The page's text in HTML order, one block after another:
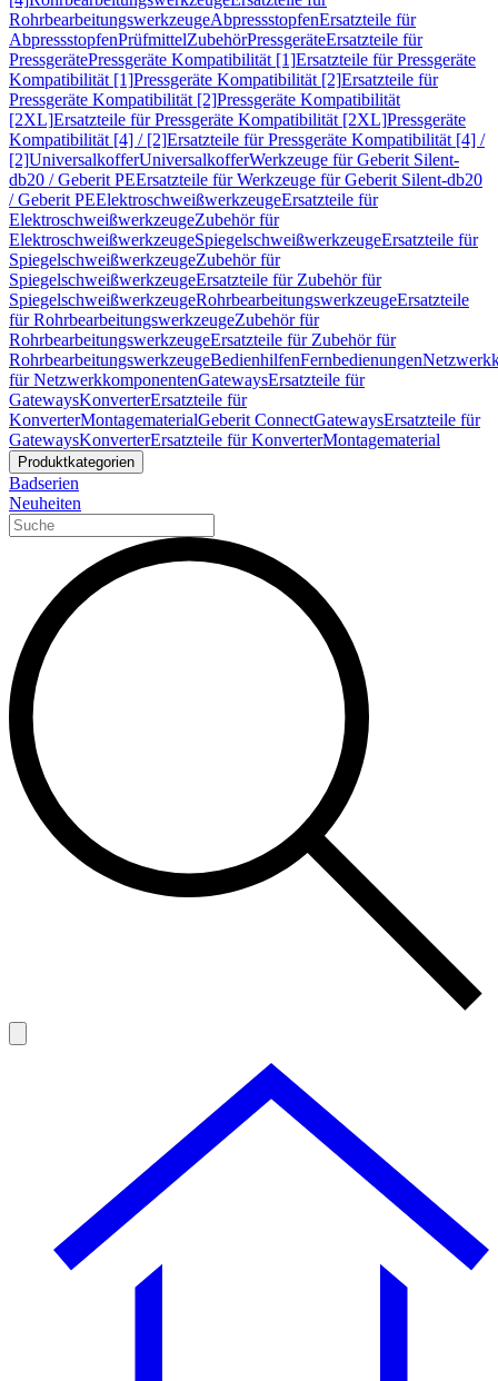
RohrbearbeitungswerkzeugeAbpressstopfenErsatzteile für
AbpressstopfenPrüfmittelZubehörPressgeräteErsatzteile für
PressgerätePressgeräte Kompatibilität [1]Ersatzteile für Pressgeräte
Kompatibilität [1]Pressgeräte Kompatibilität [2]Ersatzteile für
Pressgeräte Kompatibilität [2]Pressgeräte Kompatibilität
[2XL]Ersatzteile für Pressgeräte Kompatibilität [2XL]Pressgeräte
Kompatibilität [4] / [2]Ersatzteile für Pressgeräte Kompatibilität [4] /
[2]UniversalkofferUniversalkofferWerkzeuge für Geberit Silent-
db20 / Geberit PEErsatzteile für Werkzeuge für Geberit Silent-db20
/ Geberit PEElektroschweißwerkzeugeErsatzteile für
ElektroschweißwerkzeugeZubehör für
ElektroschweißwerkzeugeSpiegelschweißwerkzeugeErsatzteile für
SpiegelschweißwerkzeugeZubehör für
SpiegelschweißwerkzeugeErsatzteile für Zubehör für
SpiegelschweißwerkzeugeRohrbearbeitungswerkzeugeErsatzteile
für RohrbearbeitungswerkzeugeZubehör für
RohrbearbeitungswerkzeugeErsatzteile für Zubehör für
RohrbearbeitungswerkzeugeBedienhilfenFernbedienungen
für NetzwerkkomponentenGatewaysErsatzteile für
GatewaysKonverterErsatzteile für
KonverterMontagematerialGeberit ConnectGatewaysErsatzteile für
GatewaysKonverterErsatzteile für KonverterMontagematerial
Produktkategorien
Badserien
Neuheiten